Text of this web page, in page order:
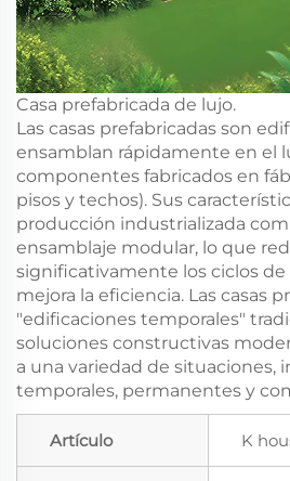
Casa prefabricada de lujo.
Las casas prefabricadas son
ensamblan rápidamente en el
componentes fabricados en
pisos y techos). Sus
producción industrializada
ensamblaje modular, lo que
significativamente los ciclos
mejora la eficiencia. Las casas
"edificaciones temporales"
soluciones constructivas
a una variedad de situaciones,
temporales, permanentes y
Artículo K